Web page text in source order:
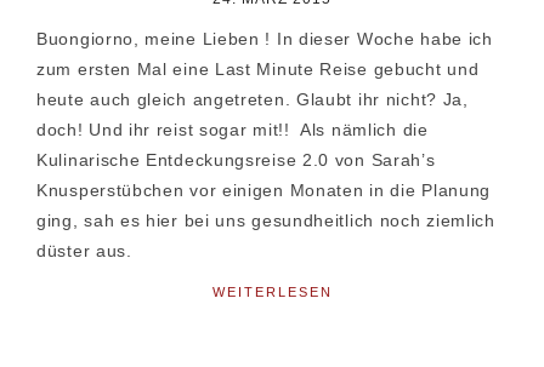
Buongiorno, meine Lieben ! In dieser Woche habe ich
zum ersten Mal eine Last Minute Reise gebucht und
heute auch gleich angetreten. Glaubt ihr nicht? Ja,
doch! Und ihr reist sogar mit!! Als nämlich die
Kulinarische Entdeckungsreise 2.0 von Sarah’s
Knusperstübchen vor einigen Monaten in die Planung
ging, sah es hier bei uns gesundheitlich noch ziemlich
düster aus.
WEITERLESEN